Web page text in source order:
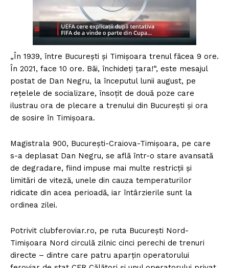
„În 1939, între Bucureşti şi Timişoara trenul făcea 9 ore.
În 2021, face 10 ore. Băi, închideţi ţara!“, este mesajul
postat de Dan Negru, la începutul lunii august, pe
reţelele de socializare, însoţit de două poze care
ilustrau ora de plecare a trenului din Bucureşti şi ora
de sosire în Timişoara.
Magistrala 900, Bucureşti-Craiova-Timişoara, pe care
s-a deplasat Dan Negru, se află într-o stare avansată
de degradare, fiind impuse mai multe restricţii şi
limitări de viteză, unele din cauza temperaturilor
ridicate din acea perioadă, iar întârzierile sunt la
ordinea zilei.
Potrivit clubferoviar.ro, pe ruta Bucureşti Nord-
Timişoara Nord circulă zilnic cinci perechi de trenuri
directe – dintre care patru aparţin operatorului